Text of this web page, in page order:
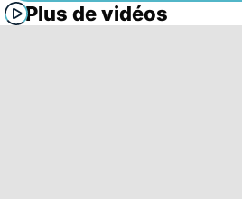
Plus de vidéos